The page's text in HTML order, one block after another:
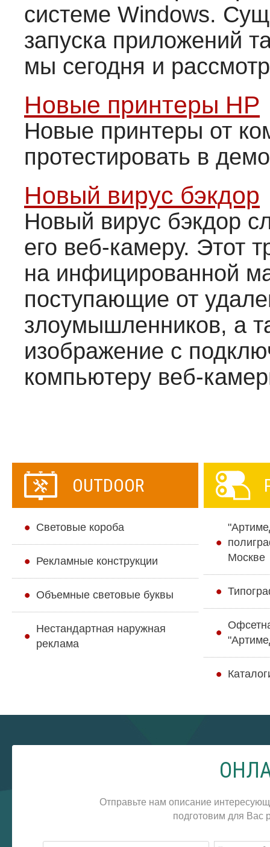
системе Windows.
запуска приложений
мы сегодня и
Новые принтеры HP
Новые принтеры от
протестировать в
Новый вирус бэкдор
Новый вирус бэкдор
его веб-камеру. Этот
на инфицированной
поступающие от
злоумышленников, а
изображение с
компьютеру веб-
OUTDOOR
Cветовые короба
Рекламные конструкции
Объемные световые буквы
Нестандартная наружная
реклама
Москве
Отправьте нам описание
подготовим для Вас